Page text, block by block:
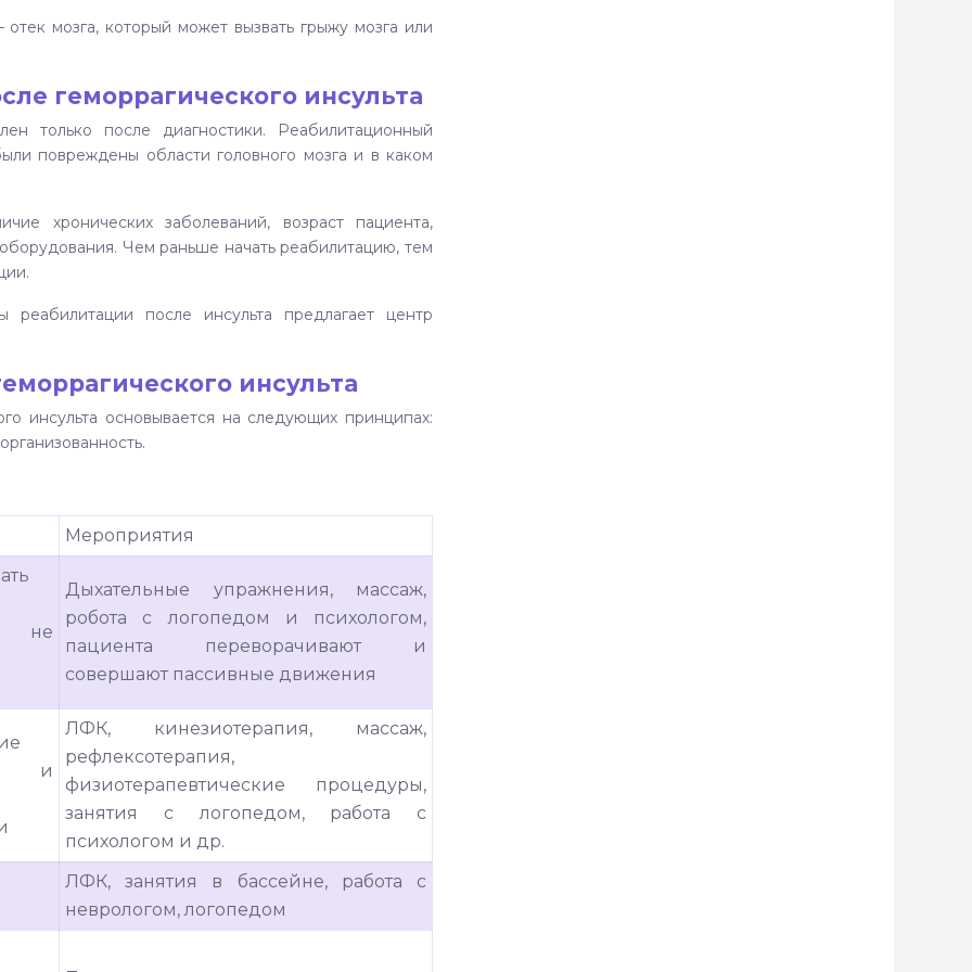
мозга, который может вызвать грыжу мозга или
геморрагического инсульта
только после диагностики. Реабилитационный
повреждены области головного мозга и в каком
хронических заболеваний, возраст пациента,
Чем раньше начать реабилитацию, тем
после инсульта предлагает центр
инсульта
инсульта основывается на следующих принципах:
Мероприятия
не
Дыхательные упражнения, массаж,
робота с логопедом и психологом,
пациента переворачивают и
совершают пассивные движения
и
ЛФК, кинезиотерапия, массаж,
рефлексотерапия,
физиотерапевтические процедуры,
занятия с логопедом, работа с
психологом и др.
ЛФК, занятия в бассейне, работа с
неврологом, логопедом